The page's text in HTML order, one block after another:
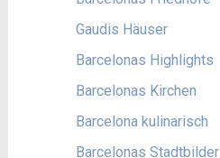
Gaudis Häuser
Barcelonas Highlights
Barcelonas Kirchen
Barcelona kulinarisch
Barcelonas Stadtbilder